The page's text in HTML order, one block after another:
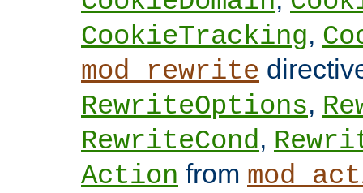
CookieTracking,
mod_rewrite
RewriteOptions,
RewriteCond,
Action from